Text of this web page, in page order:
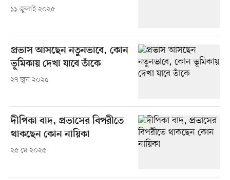
১১ জুলাই ২০২৫
প্রভাস আসছেন নতুনভাবে, কোন
ভূমিকায় দেখা যাবে তাঁকে
২৭ জুন ২০২৫
দীপিকা বাদ, প্রভাসের বিপরীতে
থাকছেন কোন নায়িকা
২৫ মে ২০২৫